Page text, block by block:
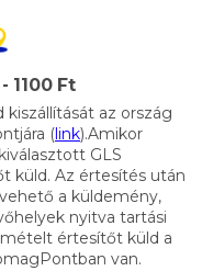
1100 Ft
az ország
(link).Amikor
GLS
küld. Az értesítés után
a küldemény,
nyitva tartási
értesítőt küld a
van.